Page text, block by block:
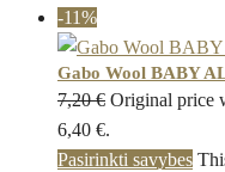
-11%
Gabo Wool BABY
7,20€ Original price
6,40 €.
Pasirinkti savybes